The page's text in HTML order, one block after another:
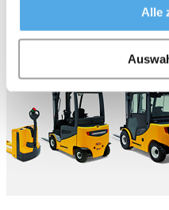
Alle